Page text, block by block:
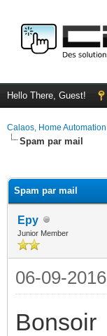
Hello There, Guest!
Calaos, Home
Spam par mail
Spam par mail
Epy
Junior Member
06-09-
Bonsoir